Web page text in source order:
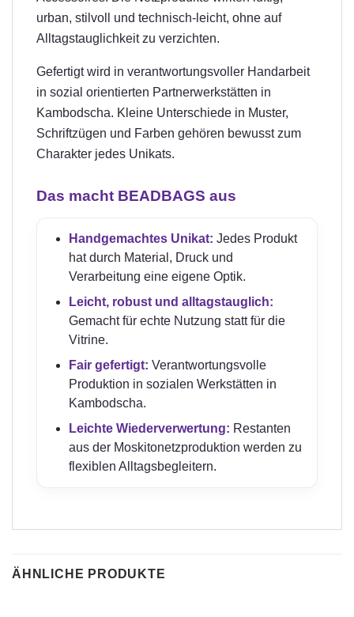
urban, stilvoll und technisch-leicht, ohne auf
Alltagstauglichkeit zu verzichten.
Gefertigt wird in verantwortungsvoller Handarbeit
in sozial orientierten Partnerwerkstätten in
Kambodscha. Kleine Unterschiede in Muster,
Schriftzügen und Farben gehören bewusst zum
Charakter jedes Unikats.
Das macht BEADBAGS aus
Handgemachtes Unikat: Jedes Produkt
hat durch Material, Druck und
Verarbeitung eine eigene Optik.
Leicht, robust und alltagstauglich:
Gemacht für echte Nutzung statt für die
Vitrine.
Fair gefertigt: Verantwortungsvolle
Produktion in sozialen Werkstätten in
Kambodscha.
Leichte Wiederverwertung: Restanten
aus der Moskitonetzproduktion werden zu
flexiblen Alltagsbegleitern.
ÄHNLICHE PRODUKTE